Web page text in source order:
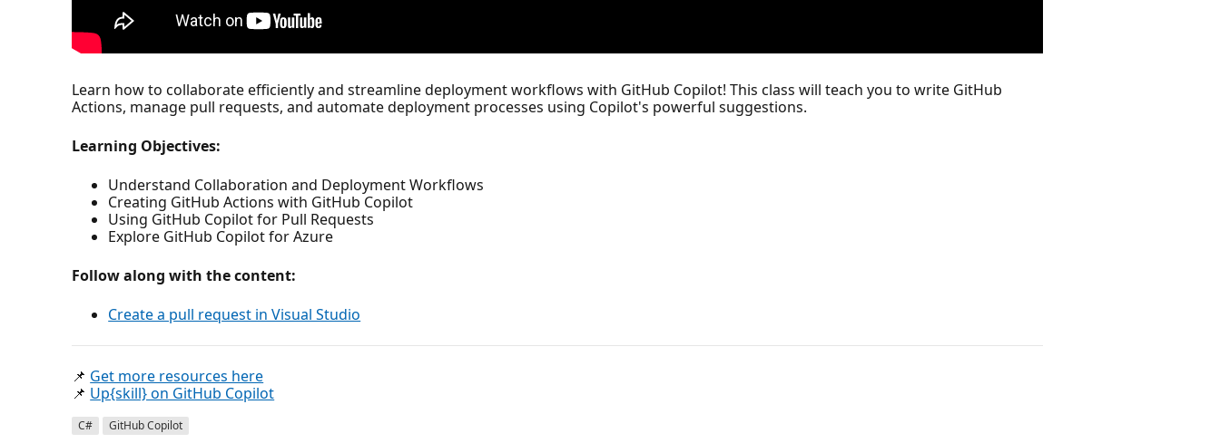
Learn how to collaborate efficiently and streamline deployment workflows with GitHub Copilot! This class will teach you to write GitHub
Actions, manage pull requests, and automate deployment processes using Copilot's powerful suggestions.
Learning Objectives:
Understand Collaboration and Deployment Workflows
Creating GitHub Actions with GitHub Copilot
Using GitHub Copilot for Pull Requests
Explore GitHub Copilot for Azure
Follow along with the content:
Create a pull request in Visual Studio
📌 Get more resources here
📌 Up{skill} on GitHub Copilot
C# GitHub Copilot